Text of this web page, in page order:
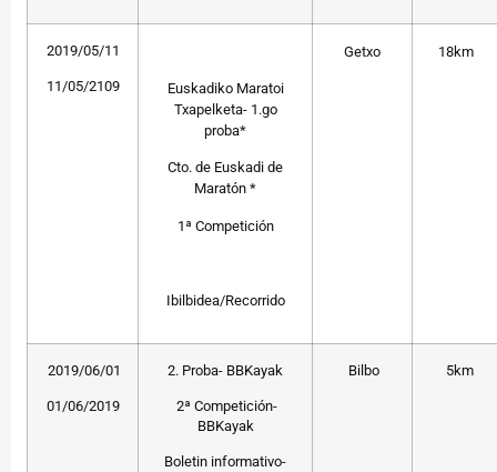
2019/05/11
11/05/2109
Euskadiko Maratoi
Txapelketa- 1.go
proba*
Cto. de Euskadi de
Maratón *
1ª Competición
Ibilbidea/Recorrido
Getxo 18km
2019/06/01
01/06/2019
2. Proba- BBKayak
2ª Competición-
BBKayak
Boletin informativo-
Bilbo 5km